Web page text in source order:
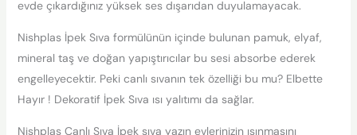
evde çıkardığınız yüksek ses dışarıdan duyulamayacak.
Nishplas İpek Sıva formülünün içinde bulunan pamuk, elyaf,
mineral taş ve doğan yapıştırıcılar bu sesi absorbe ederek
engelleyecektir. Peki canlı sıvanın tek özelliği bu mu? Elbette
Hayır ! Dekoratif İpek Sıva ısı yalıtımı da sağlar.
Nishplas Canlı Sıva İpek sıva yazın evlerinizin ısınmasını